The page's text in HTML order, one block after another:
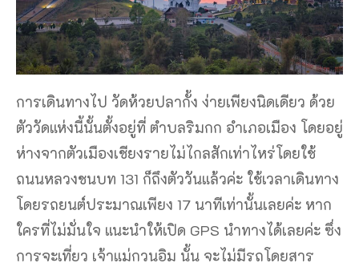
การเดินทางไป วัดห้วยปลากั้ง ง่ายเพียงนิดเดียว ด้วย
ตัววัดแห่งนี้นั้นตั้งอยู่ที่ ตำบลริมกก อำเภอเมือง โดยอยู่
ห่างจากตัวเมืองเชียงรายไม่ไกลสักเท่าไหร่โดยใช้
ถนนหลวงชนบท 131 ก็ถึงตัววันแล้วค่ะ ใช้เวลาเดินทาง
โดยรถยนต์ประมาณเพียง 17 นาทีเท่านั้นเลยค่ะ หาก
ใครที่ไม่มั่นใจ แนะนำให้เปิด GPS นำทางได้เลยค่ะ ซึ่ง
การจะเที่ยว เจ้าแม่กวนอิม นั้น จะไม่มีรถโดยสาร